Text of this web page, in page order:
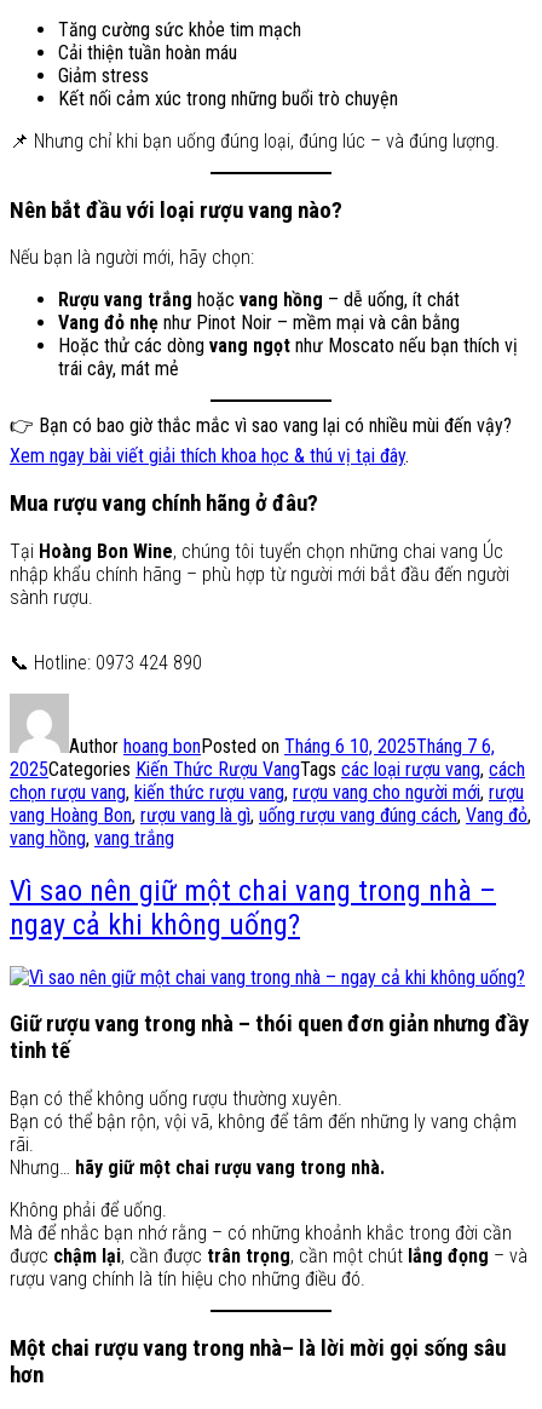
Tăng cường sức khỏe tim mạch
Cải thiện tuần hoàn máu
Giảm stress
Kết nối cảm xúc trong những buổi trò chuyện
📌 Nhưng chỉ khi bạn uống đúng loại, đúng lúc – và đúng lượng.
Nên bắt đầu với loại rượu vang nào?
Nếu bạn là người mới, hãy chọn:
Rượu vang trắng hoặc vang hồng – dễ uống, ít chát
Vang đỏ nhẹ như Pinot Noir – mềm mại và cân bằng
Hoặc thử các dòng vang ngọt như Moscato nếu bạn thích vị
trái cây, mát mẻ
👉 Bạn có bao giờ thắc mắc vì sao vang lại có nhiều mùi đến vậy?
Xem ngay bài viết giải thích khoa học & thú vị tại đây.
Mua rượu vang chính hãng ở đâu?
Tại Hoàng Bon Wine, chúng tôi tuyển chọn những chai vang Úc
nhập khẩu chính hãng – phù hợp từ người mới bắt đầu đến người
sành rượu.
📞 Hotline: 0973 424 890
Author hoang bonPosted on Tháng 6 10, 2025Tháng 7 6,
2025Categories Kiến Thức Rượu VangTags các loại rượu vang, cách
chọn rượu vang, kiến thức rượu vang, rượu vang cho người mới, rượu
vang Hoàng Bon, rượu vang là gì, uống rượu vang đúng cách, Vang đỏ,
vang hồng, vang trắng
Vì sao nên giữ một chai vang trong nhà –
ngay cả khi không uống?
Giữ rượu vang trong nhà – thói quen đơn giản nhưng đầy
tinh tế
Bạn có thể không uống rượu thường xuyên.
Bạn có thể bận rộn, vội vã, không để tâm đến những ly vang chậm
rãi.
Nhưng… hãy giữ một chai rượu vang trong nhà.
Không phải để uống.
Mà để nhắc bạn nhớ rằng – có những khoảnh khắc trong đời cần
được chậm lại, cần được trân trọng, cần một chút lắng đọng – và
rượu vang chính là tín hiệu cho những điều đó.
Một chai rượu vang trong nhà– là lời mời gọi sống sâu
hơn